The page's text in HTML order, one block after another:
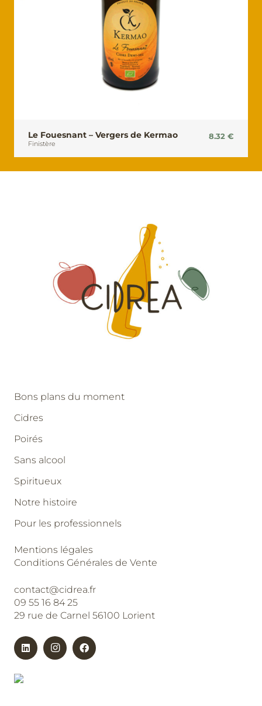
Le Fouesnant – Vergers de Kermao
Finistère
8.32 €
Bons plans du moment
Cidres
Poirés
Sans alcool
Spiritueux
Notre histoire
Pour les professionnels
Mentions légales
Conditions Générales de Vente
contact@cidrea.fr
09 55 16 84 25
29 rue de Carnel 56100 Lorient